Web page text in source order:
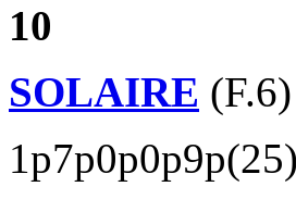
10
SOLAIRE (F.6)